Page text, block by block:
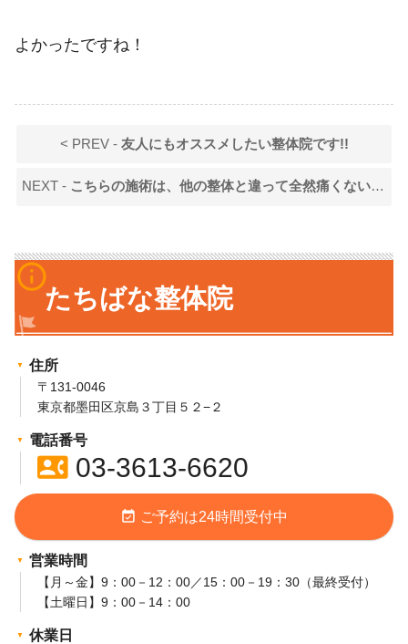
よかったですね！
< PREV - 友人にもオススメしたい整体院です!!
NEXT - こちらの施術は、他の整体と違って全然痛くないのです！！
info_outline
たちばな整体院
住所
〒131-0046
東京都墨田区京島３丁目５２−２
電話番号
contact_phone03-3613-6620
event_available ご予約は24時間受付中
営業時間
【月～金】9：00－12：00／15：00－19：30（最終受付）
【土曜日】9：00－14：00
休業日